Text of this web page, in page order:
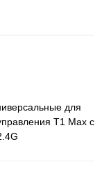
для
T1 Max с